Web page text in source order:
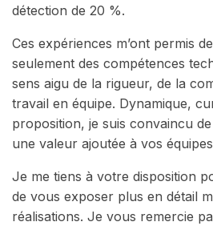
détection de 20 %.
Ces expériences m’ont permis
seulement des compétences
sens aigu de la rigueur, de la
travail en équipe. Dynamique,
proposition, je suis convaincu
une valeur ajoutée à vos
Je me tiens à votre disposition
de vous exposer plus en détail
réalisations. Je vous remercie